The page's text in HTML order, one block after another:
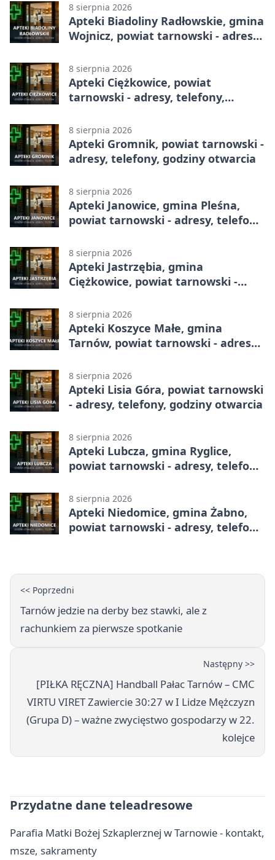
8 sierpnia 2026
Apteki Biadoliny Radłowskie, gmina
Wojnicz, powiat tarnowski - adresy,
8 sierpnia 2026
Apteki Ciężkowice, powiat
tarnowski - adresy, telefony,
8 sierpnia 2026
Apteki Gromnik, powiat tarnowski -
adresy, telefony, godziny otwarcia
8 sierpnia 2026
Apteki Janowice, gmina Pleśna,
powiat tarnowski - adresy, telefony,
8 sierpnia 2026
Apteki Jastrzębia, gmina
Ciężkowice, powiat tarnowski -
8 sierpnia 2026
Apteki Koszyce Małe, gmina
Tarnów, powiat tarnowski - adresy,
8 sierpnia 2026
Apteki Lisia Góra, powiat tarnowski
- adresy, telefony, godziny otwarcia
8 sierpnia 2026
Apteki Lubcza, gmina Ryglice,
powiat tarnowski - adresy, telefony,
8 sierpnia 2026
Apteki Niedomice, gmina Żabno,
powiat tarnowski - adresy, telefony,
<< Poprzedni
Tarnów jedzie na derby bez stawki, ale z
rachunkiem za pierwsze spotkanie
Następny >>
[PIŁKA RĘCZNA] Handball Pałac Tarnów – CMC
VIRTU VIRET Zawiercie 30:27 w I Lidze Mężczyzn
(Grupa D) – ważne zwycięstwo gospodarzy w 22.
kolejce
Przydatne dane teleadresowe
Parafia Matki Bożej Szkaplerznej w Tarnowie - kontakt,
msze, sakramenty